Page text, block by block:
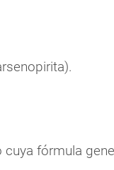
fórmula